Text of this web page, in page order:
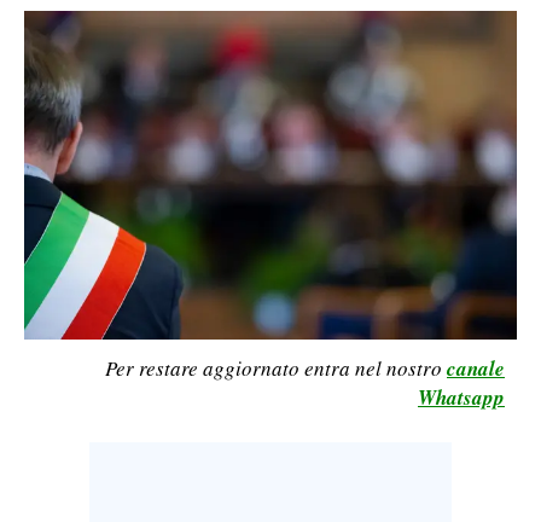
MONDO
POLITICA
ECONOMIA
SERVIZI ALLE IMPRESE
LAVORO
BANDI
SPORT IN SARDEGNA
Per restare aggiornato entra nel nostro canale
Whatsapp